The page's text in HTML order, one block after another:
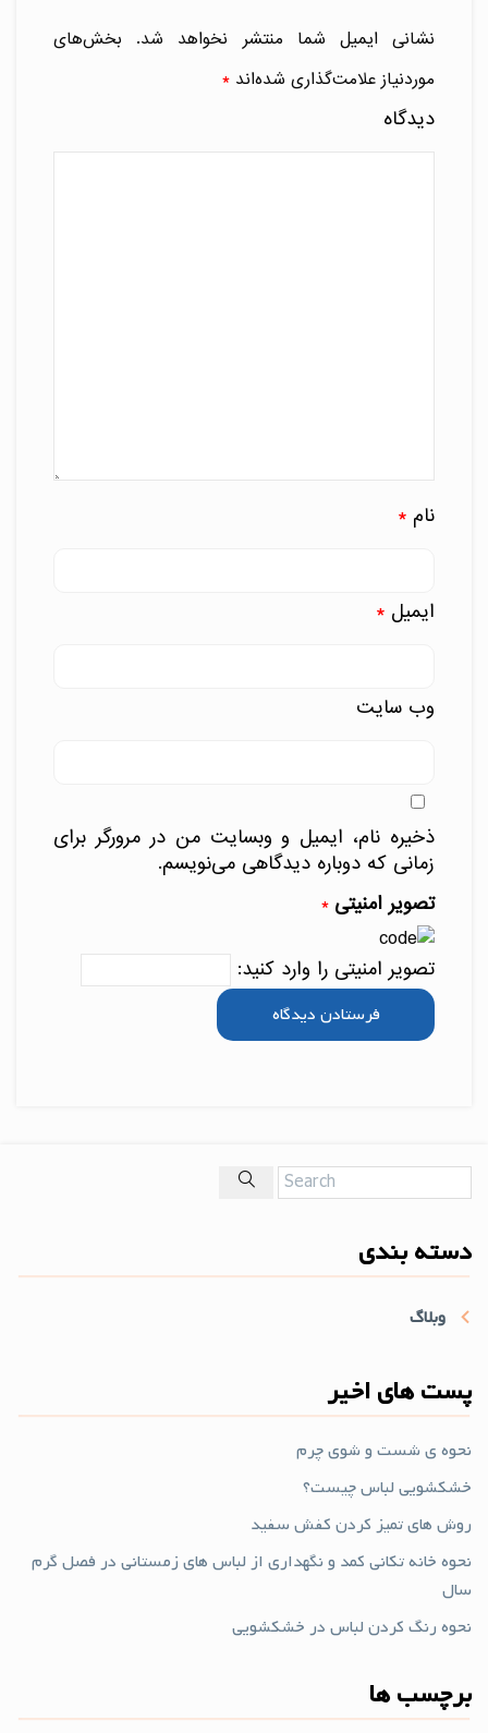
نشانی ایمیل شما منتشر نخواهد شد. بخش‌های
موردنیاز علامت‌گذاری شده‌اند *
دیدگاه
نام *
ایمیل *
وب‌ سایت
ذخیره نام، ایمیل و وبسایت من در مرورگر برای
زمانی که دوباره دیدگاهی می‌نویسم.
تصویر امنیتی *
تصویر امنیتی را وارد کنید:
دسته بندی
وبلاگ
پست های اخیر
نحوه ی شست و شوی چرم
خشکشویی لباس چیست؟
روش های تمیز کردن کفش سفید
نحوه خانه تکانی کمد و نگهداری از لباس های زمستانی در فصل گرم
سال
نحوه رنگ کردن لباس در خشکشویی
برچسب ها